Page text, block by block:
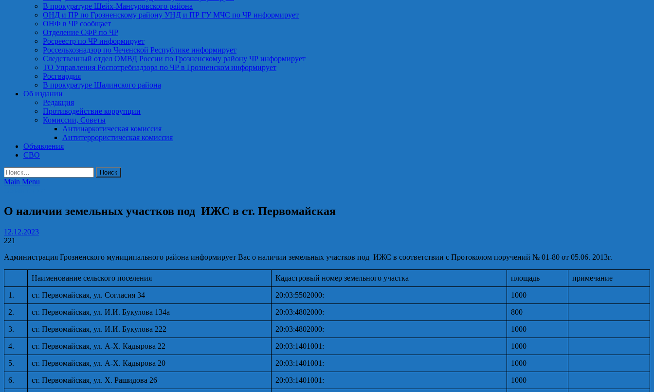
В прокуратуре Шейх-Мансуровского района
ОНД и ПР по Грозненскому району УНД и ПР ГУ МЧС по ЧР информирует
ОНФ в ЧР сообщает
Отделение СФР по ЧР
Росреестр по ЧР информирует
Россельхознадзор по Чеченской Республике информирует
Следственный отдел ОМВД России по Грозненскому району ЧР информирует
ТО Управления Роспотребнадзора по ЧР в Грозненском информирует
Росгвардия
В прокуратуре Шалинского района
Об издании
Редакция
Противодействие коррупции
Комиссии, Советы
Антинаркотическая комиссия
Антитеррористическая комиссия
Объявления
СВО
Найти:
Main Menu
О наличии земельных участков под ИЖС в ст. Первомайская
12.12.2023
221
Администрация Грозненского муниципального района информирует Вас о наличии земельных участков под ИЖС в соответствии с Протоколом поручений № 01-80 от 05.06. 2013г.
Наименование сельского поселения Кадастровый номер земельного участка площадь примечание
1. ст. Первомайская, ул. Согласия 34 20:03:5502000: 1000
2. ст. Первомайская, ул. И.И. Букулова 134а 20:03:4802000: 800
3. ст. Первомайская, ул. И.И. Букулова 222 20:03:4802000: 1000
4. ст. Первомайская, ул. А-Х. Кадырова 22 20:03:1401001: 1000
5. ст. Первомайская, ул. А-Х. Кадырова 20 20:03:1401001: 1000
6. ст. Первомайская, ул. Х. Рашидова 26 20:03:1401001: 1000